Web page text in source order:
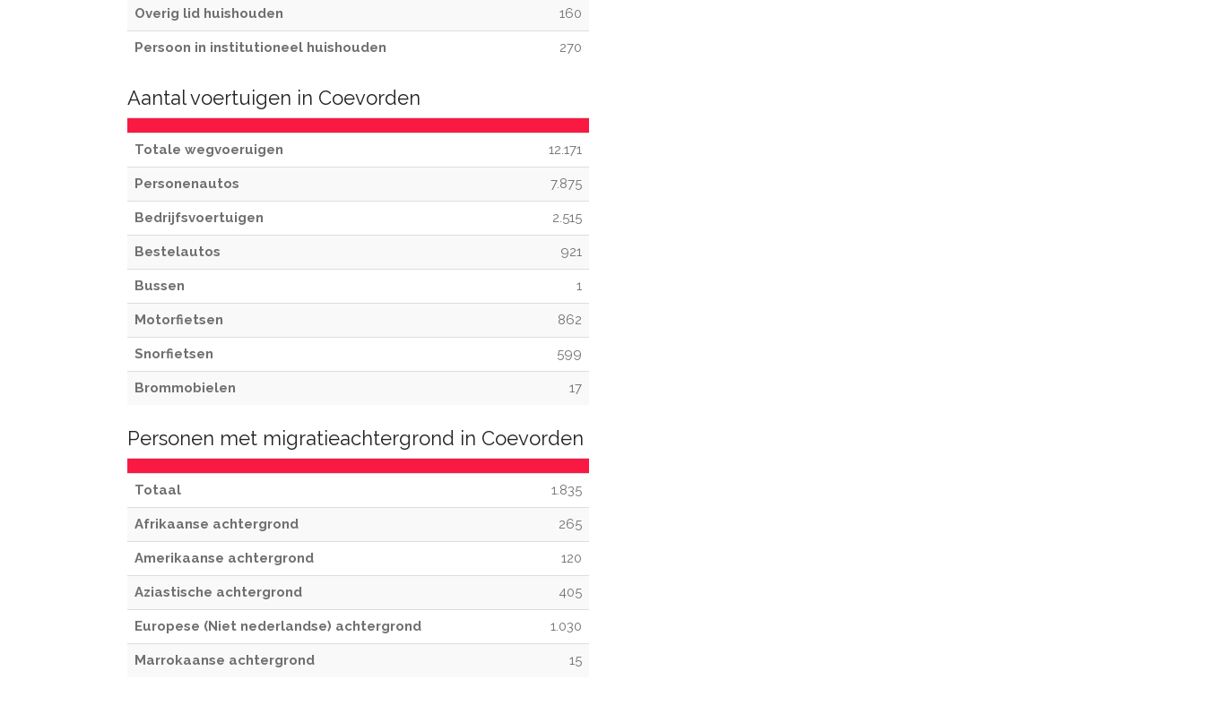
Overig lid huishouden 160
Persoon in institutioneel huishouden 270
Aantal voertuigen in Coevorden
Totale wegvoeruigen 12.171
Personenautos 7.875
Bedrijfsvoertuigen 2.515
Bestelautos 921
Bussen 1
Motorfietsen 862
Snorfietsen 599
Brommobielen 17
Personen met migratieachtergrond in Coevorden
Totaal 1.835
Afrikaanse achtergrond 265
Amerikaanse achtergrond 120
Aziastische achtergrond 405
Europese (Niet nederlandse) achtergrond 1.030
Marrokaanse achtergrond 15